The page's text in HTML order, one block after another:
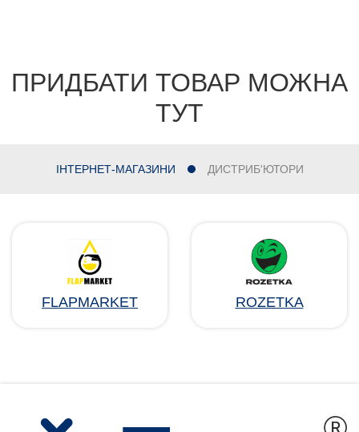
ПРИДБАТИ ТОВАР МОЖНА
ТУТ
ІНТЕРНЕТ-МАГАЗИНИ ДИСТРИБ'ЮТОРИ
FLAPMARKET ROZETKA